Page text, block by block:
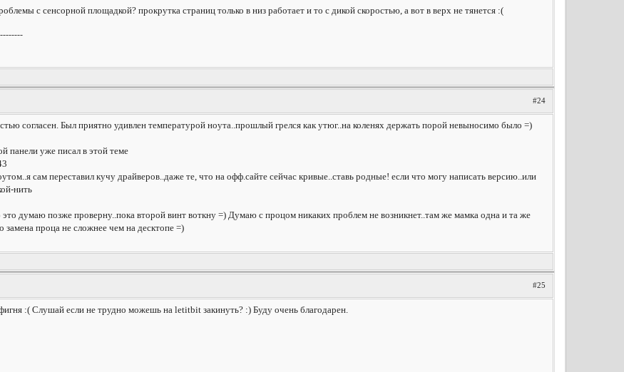
с сенсорной площадкой? прокрутка страниц только в низ работает и то с дикой скоростью, а вот в верх не тянется :(
#24
согласен. Был приятно удивлен температурой ноута..прошлый грелся как утюг..на коленях держать порой невыносимо было =)
панели уже писал в этой теме
сам переставил кучу драйверов..даже те, что на офф.сайте сейчас кривые..ставь родные! если что могу написать версию..или
нить
думаю позже проверну..пока второй винт воткну =) Думаю с процом никаких проблем не возникнет..там же мамка одна и та же
замена проца не сложнее чем на десктопе =)
#25
:( Слушай если не трудно можешь на letitbit закинуть? :) Буду очень благодарен.